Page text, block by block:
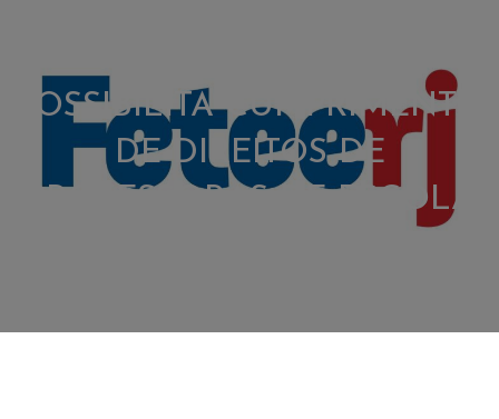
POSSIBILITA CUMPRIMENTO
DE DIREITOS DE
PROFESSORAS DE ESCOLA